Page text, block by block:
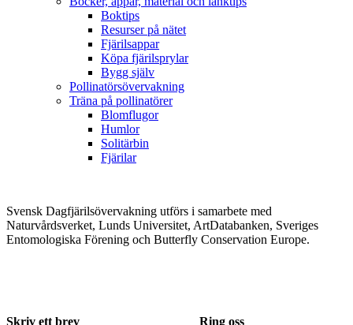
Boktips
Resurser på nätet
Fjärilsappar
Köpa fjärilsprylar
Bygg själv
Pollinatörsövervakning
Träna på pollinatörer
Blomflugor
Humlor
Solitärbin
Fjärilar
Svensk Dagfjärilsövervakning utförs i samarbete med
Naturvårdsverket, Lunds Universitet, ArtDatabanken, Sveriges
Entomologiska Förening och Butterfly Conservation Europe.
Skriv ett brev Ring oss